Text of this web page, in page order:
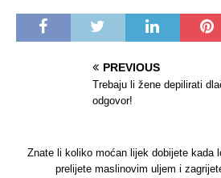
PREVIOUS
Trebaju li žene depilirati
odgovor!
Znate li koliko moćan lijek dobijete kada
prelijete maslinovim uljem i